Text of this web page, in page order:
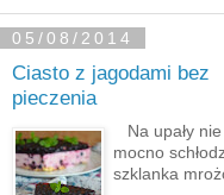
05/08/2014
Ciasto z jagodami bez
pieczenia
Na upały
mocno
szklanka